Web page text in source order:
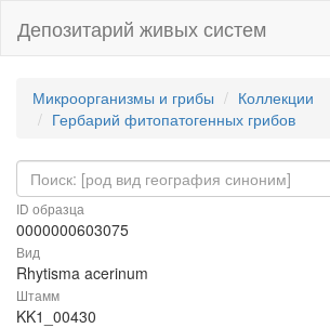
Депозитарий живых систем
Микроорганизмы и грибы
Коллекции
Гербарий фитопатогенных грибов
ID образца
0000000603075
Вид
Rhytisma acerinum
Штамм
KK1_00430